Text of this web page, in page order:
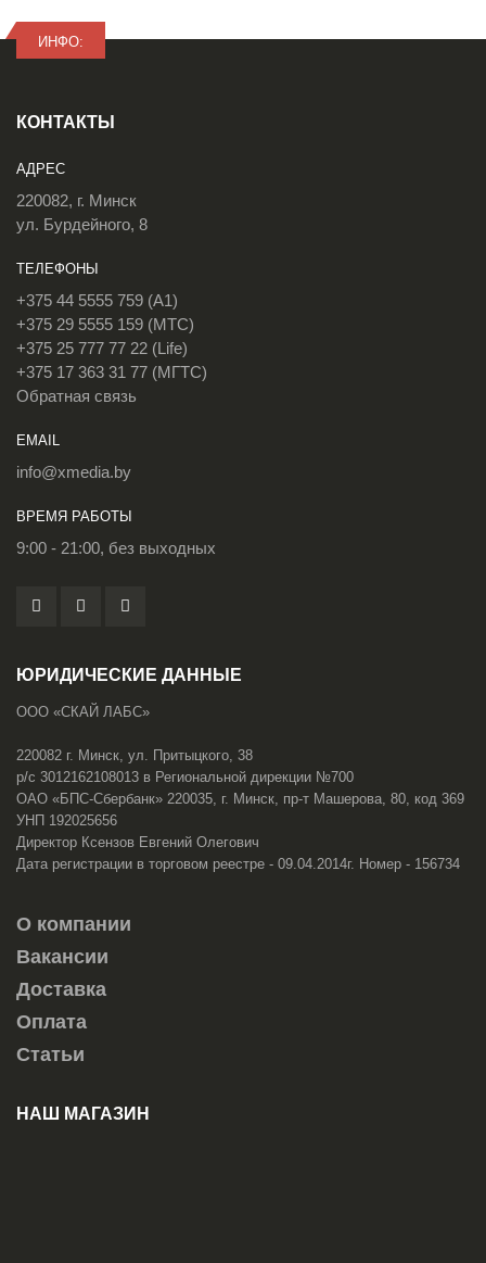
ИНФО:
КОНТАКТЫ
АДРЕС
220082, г. Минск
ул. Бурдейного, 8
ТЕЛЕФОНЫ
+375 44 5555 759 (A1)
+375 29 5555 159 (МТС)
+375 25 777 77 22 (Life)
+375 17 363 31 77 (МГТС)
Обратная связь
EMAIL
info@xmedia.by
ВРЕМЯ РАБОТЫ
9:00 - 21:00, без выходных
ЮРИДИЧЕСКИЕ ДАННЫЕ
ООО «СКАЙ ЛАБС»
220082 г. Минск, ул. Притыцкого, 38
р/с 3012162108013 в Региональной дирекции №700
ОАО «БПС-Сбербанк» 220035, г. Минск, пр-т Машерова, 80, код 369
УНП 192025656
Директор Ксензов Евгений Олегович
Дата регистрации в торговом реестре - 09.04.2014г. Номер - 156734
О компании
Вакансии
Доставка
Оплата
Статьи
НАШ МАГАЗИН